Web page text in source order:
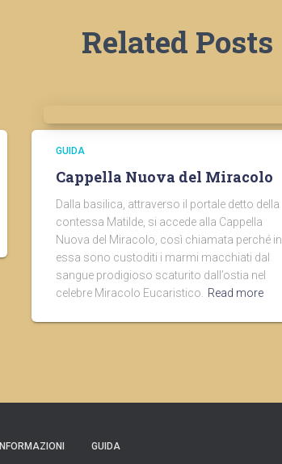
Related Posts
GUIDA
Cappella Nuova del Miracolo
Dalla basilica, attraverso il portale detto della
contessa Matilde, si accede alla Cappella
Nuova del Miracolo, così chiamata perché in
essa sono custoditi i marmi macchiati dal
sangue prodigioso scaturito dall’ostia nel
celebre Miracolo Eucaristico.
Read more
INFORMAZIONI GUIDA